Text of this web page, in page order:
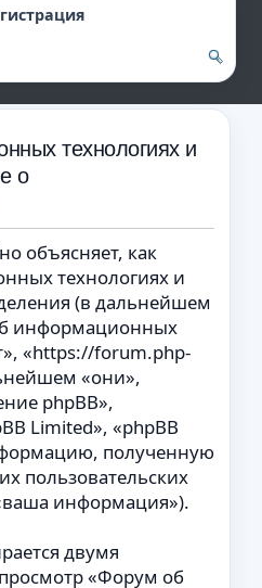
технологиях и
о
объясняет, как
технологиях и
(в дальнейшем
информационных
«https://forum.php-
«они»,
phpBB»,
Limited», «phpBB
полученную
пользовательских
информация»).
двумя
«Форум об